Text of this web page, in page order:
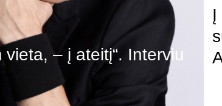
– į ateitį“. Interviu
Į